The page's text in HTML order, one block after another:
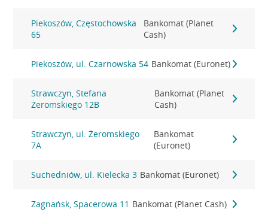
Piekoszów, Częstochowska
65
Bankomat (Planet
Cash)
Piekoszów, ul. Czarnowska 54 Bankomat (Euronet)
Strawczyn, Stefana
Żeromskiego 12B
Bankomat (Planet
Cash)
Strawczyn, ul. Żeromskiego
7A
Bankomat
(Euronet)
Suchedniów, ul. Kielecka 3 Bankomat (Euronet)
Zagnańsk, Spacerowa 11 Bankomat (Planet Cash)